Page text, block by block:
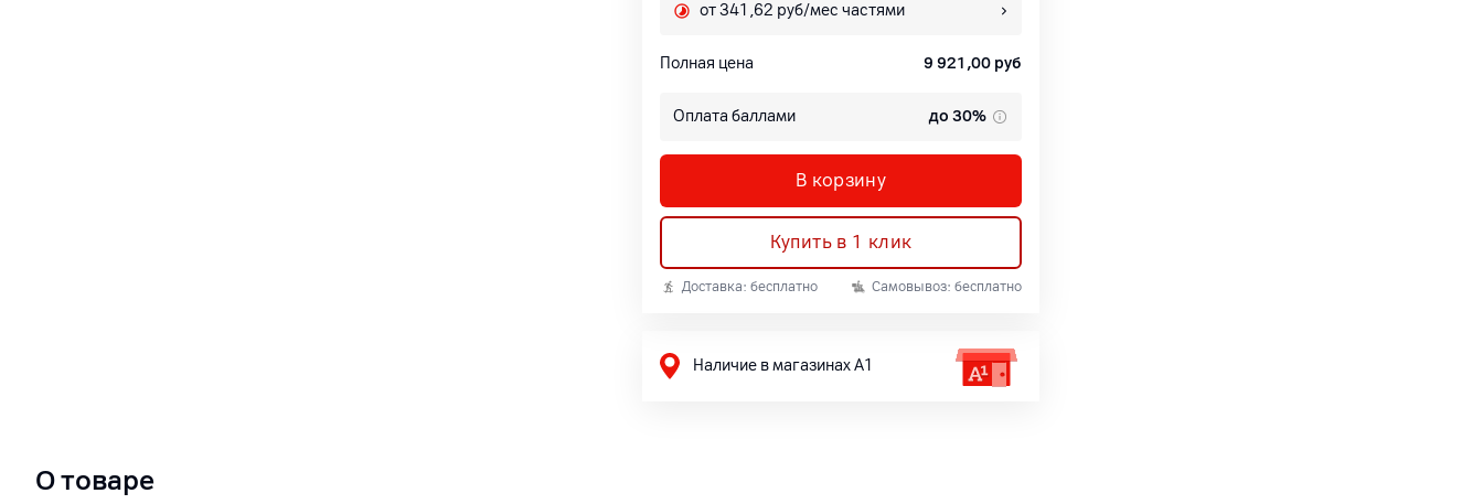
от 341,62 руб/мес частями
Полная цена 9 921,00 руб
Оплата баллами до 30%
В корзину
Купить в 1 клик
Доставка: бесплатно Самовывоз: бесплатно
Наличие в магазинах А1
О товаре